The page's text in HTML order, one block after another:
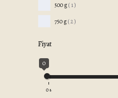
500 g( 1 )
750 g( 2 )
Fiyat
0
0₺